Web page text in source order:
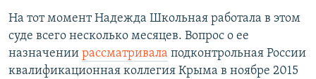
На тот момент Надежда Школьная работала в этом
суде всего несколько месяцев. Вопрос о ее
назначении рассматривала подконтрольная России
квалификационная коллегия Крыма в ноябре 2015